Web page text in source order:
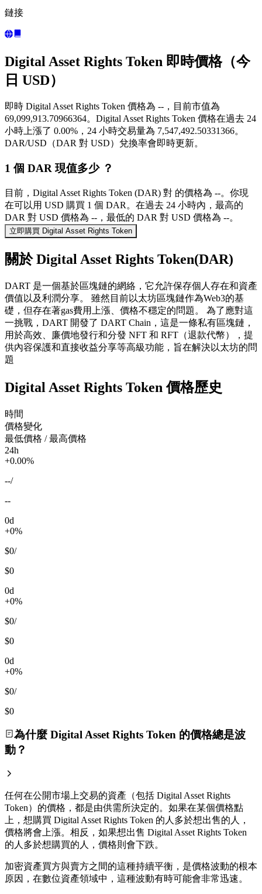
鏈接
Digital Asset Rights Token 即時價格（今
日 USD）
即時 Digital Asset Rights Token 價格為 --，目前市值為
69,099,913.70966364。Digital Asset Rights Token 價格在過去 24
小時上漲了 0.00%，24 小時交易量為 7,547,492.50331366。
DAR/USD（DAR 對 USD）兌換率會即時更新。
1 個 DAR 現值多少 ？
目前，Digital Asset Rights Token (DAR) 對 的價格為 --。你現
在可以用 USD 購買 1 個 DAR。在過去 24 小時內，最高的
DAR 對 USD 價格為 --，最低的 DAR 對 USD 價格為 --。
立即購買 Digital Asset Rights Token
關於 Digital Asset Rights Token(DAR)
DART 是一個基於區塊鏈的網絡，它允許保存個人存在和資產
價值以及利潤分享。 雖然目前以太坊區塊鏈作為Web3的基
礎，但存在著gas費用上漲、價格不穩定的問題。 為了應對這
一挑戰，DART 開發了 DART Chain，這是一條私有區塊鏈，
用於高效、廉價地發行和分發 NFT 和 RFT（退款代幣），提
供內容保護和直接收益分享等高級功能，旨在解決以太坊的問
題
Digital Asset Rights Token 價格歷史
時間
價格變化
最低價格 / 最高價格
24h
+0.00%
--/
--
0d
+0%
$0/
$0
0d
+0%
$0/
$0
0d
+0%
$0/
$0
為什麼 Digital Asset Rights Token 的價格總是波
動？
任何在公開市場上交易的資產（包括 Digital Asset Rights
Token）的價格，都是由供需所決定的。如果在某個價格點
上，想購買 Digital Asset Rights Token 的人多於想出售的人，
價格將會上漲。相反，如果想出售 Digital Asset Rights Token
的人多於想購買的人，價格則會下跌。
加密資產買方與賣方之間的這種持續平衡，是價格波動的根本
原因，在數位資產領域中，這種波動有時可能會非常迅速。